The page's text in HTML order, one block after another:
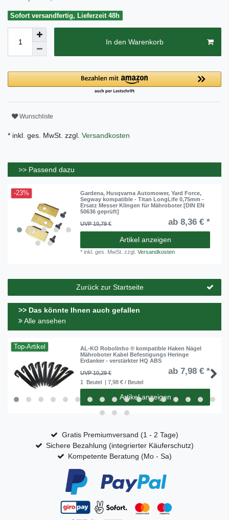
Sofort versandfertig, Lieferzeit 48h
In den Warenkorb
Wunschliste
* inkl. ges. MwSt. zzgl. Versandkosten
>> Passend dazu
-23%
Gardena, Husqvarna Automower, Yard Force,
Segway kompatible - Titan LongLife 0,75mm -
Ersatz Messer Klingen für Mähroboter [DIN EN
50636 geprüft]
UVP 10,79 €
ab 8,36 € *
Artikel anzeigen
*inkl. ges. MwSt. zzgl.Versandkosten
Zurück zur Startseite
>> Das könnte Ihnen auch gefallen
Alle ansehen
Top-Artikel
AL-KO Robolinho ® kompatible Haken Nägel
Mähroboter Kabel Befestigungs Heringe
Erdanker - verstärkter HQ ABS
UVP 10,29 €
ab 7,98 € *
1 Beutel | 7,98 € / Beutel
Artikel anzeigen
Gratis Premiumversand (1 - 2 Tage)
Sichere Bezahlung (integrierter Käuferschutz)
Kompetente Beratung (Mo - Sa)